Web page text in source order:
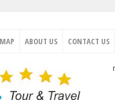
ABOUT US CONTACT US
| Paket Wisata Indonesia